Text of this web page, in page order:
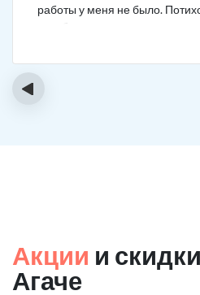
работы у меня не было.
зарабатывать и тратить их на
девушку и ей не нравилось
наркотикам. Пошел на
‹
Акции и
Агаче